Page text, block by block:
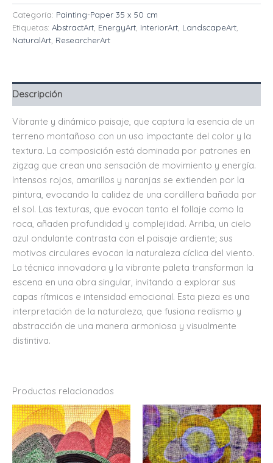
Categoría: Painting-Paper 35 x 50 cm
Etiquetas: AbstractArt EnergyArt InteriorArt LandscapeArt
NaturalArt ResearcherArt
Descripción
Vibrante y dinámico paisaje, que captura la esencia de un
terreno montañoso con un uso impactante del color y la
textura. La composición está dominada por patrones en
zigzag que crean una sensación de movimiento y energía.
Intensos rojos, amarillos y naranjas se extienden por la
pintura, evocando la calidez de una cordillera bañada por
el sol. Las texturas, que evocan tanto el follaje como la
roca, añaden profundidad y complejidad. Arriba, un cielo
azul ondulante contrasta con el paisaje ardiente; sus
motivos circulares evocan la naturaleza cíclica del viento.
La técnica innovadora y la vibrante paleta transforman la
escena en una obra singular, invitando a explorar sus
capas rítmicas e intensidad emocional. Esta pieza es una
interpretación de la naturaleza, que fusiona realismo y
abstracción de una manera armoniosa y visualmente
distintiva.
Productos relacionados